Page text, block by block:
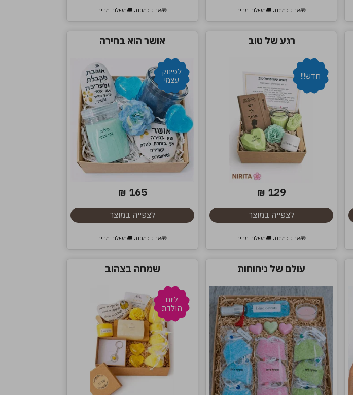
🎁ארוז כמתנה 🚚משלוח מהיר 🎁ארוז כמתנה 🚚משלוח מהיר
רגע של טוב
חדש!!!
129
₪
לצפייה במוצר
🎁ארוז כמתנה 🚚משלוח מהיר
אושר הוא בחירה
לפינוק
עצמי
165
₪
לצפייה במוצר
🎁ארוז כמתנה 🚚משלוח מהיר
עולם של ניחוחות שמחה בצהוב
ליום
הולדת